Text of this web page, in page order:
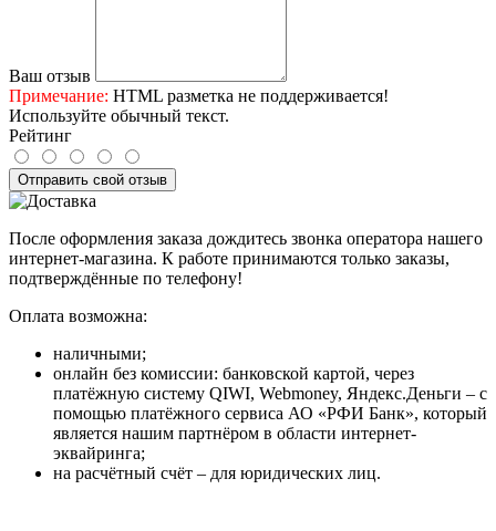
Ваш отзыв
Примечание: HTML разметка не поддерживается!
Используйте обычный текст.
Рейтинг
Отправить свой отзыв
После оформления заказа дождитесь звонка оператора нашего
интернет-магазина. К работе принимаются только заказы,
подтверждённые по телефону!
Оплата возможна:
наличными;
онлайн без комиссии: банковской картой, через
платёжную систему QIWI, Webmoney, Яндекс.Деньги – с
помощью платёжного сервиса АО «РФИ Банк», который
является нашим партнёром в области интернет-
эквайринга;
на расчётный счёт – для юридических лиц.